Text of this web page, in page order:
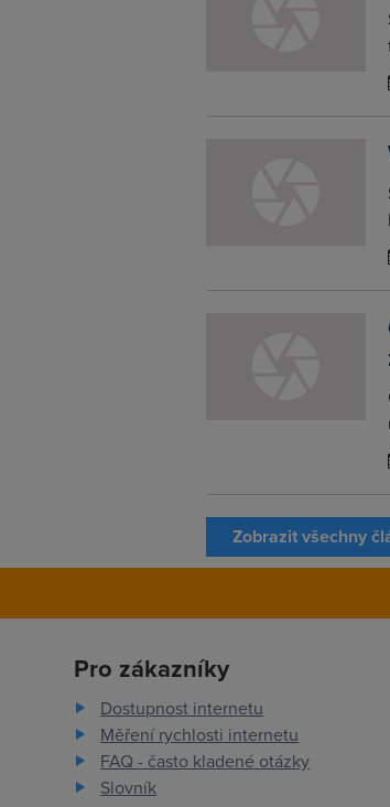
Zobrazit všechny
Pro zákazníky
Dostupnost internetu
Měření rychlosti internetu
FAQ - často kladené otázky
Slovník